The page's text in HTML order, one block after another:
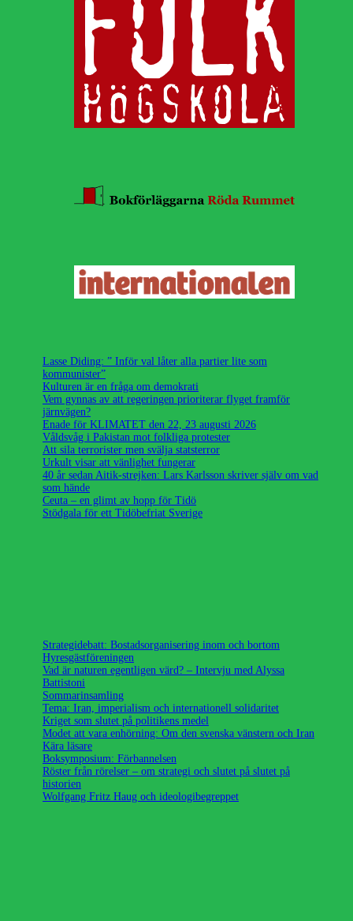
Lasse Diding: ” Inför val låter alla partier lite som
kommunister”
Kulturen är en fråga om demokrati
Vem gynnas av att regeringen prioriterar flyget framför
järnvägen?
Enade för KLIMATET den 22, 23 augusti 2026
Våldsvåg i Pakistan mot folkliga protester
Att sila terrorister men svälja statsterror
Urkult visar att vänlighet fungerar
40 år sedan Aitik-strejken: Lars Karlsson skriver själv om vad
som hände
Ceuta – en glimt av hopp för Tidö
Stödgala för ett Tidöbefriat Sverige
Strategidebatt: Bostadsorganisering inom och bortom
Hyresgästföreningen
Vad är naturen egentligen värd? – Intervju med Alyssa
Battistoni
Sommarinsamling
Tema: Iran, imperialism och internationell solidaritet
Kriget som slutet på politikens medel
Modet att vara enhörning: Om den svenska vänstern och Iran
Kära läsare
Boksymposium: Förbannelsen
Röster från rörelser – om strategi och slutet på slutet på
historien
Wolfgang Fritz Haug och ideologibegreppet